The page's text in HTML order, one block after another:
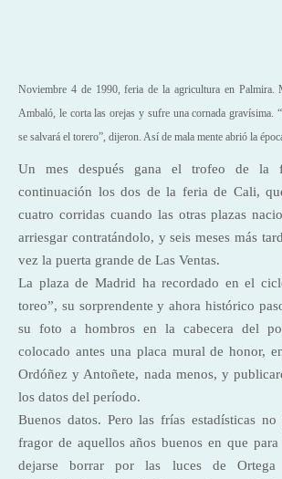
Noviembre 4 de 1990, feria de la agricultura en Palmira.
Ambaló, le corta las orejas y sufre una cornada gravísima.
se salvará el torero”, dijeron. Así de mala mente abrió la
Un mes después gana el trofeo de la
continuación los dos de la feria de Cali,
cuatro corridas cuando las otras plazas
arriesgar contratándolo, y seis meses más
vez la puerta grande de Las Ventas.
La plaza de Madrid ha recordado en el
toreo”, su sorprendente y ahora histórico
su foto a hombros en la cabecera del
colocado antes una placa mural de honor,
Ordóñez y Antoñete, nada menos, y
los datos del período.
Buenos datos. Pero las frías estadísticas
fragor de aquellos años buenos en que
dejarse borrar por las luces de Ortega